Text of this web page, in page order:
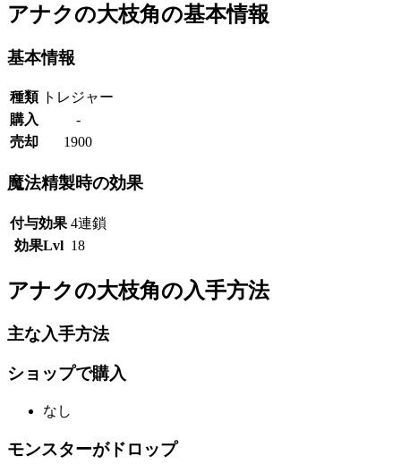
アナクの大枝角の基本情報
基本情報
種類 トレジャー
購入
-
売却
1900
魔法精製時の効果
付与効果 4連鎖
効果Lvl 18
アナクの大枝角の入手方法
主な入手方法
ショップで購入
なし
モンスターがドロップ